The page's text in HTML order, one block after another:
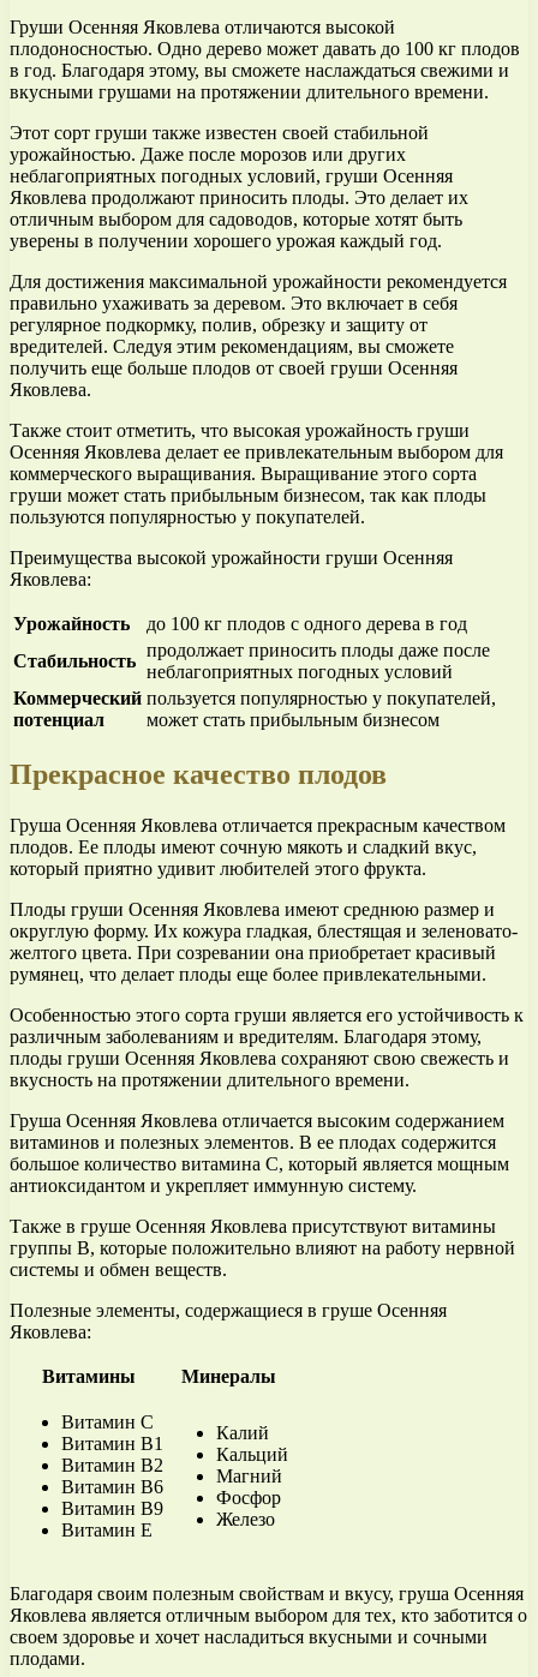
Груши Осенняя Яковлева отличаются высокой
плодоносностью. Одно дерево может давать до 100 кг плодов
в год. Благодаря этому, вы сможете наслаждаться свежими и
вкусными грушами на протяжении длительного времени.
Этот сорт груши также известен своей стабильной
урожайностью. Даже после морозов или других
неблагоприятных погодных условий, груши Осенняя
Яковлева продолжают приносить плоды. Это делает их
отличным выбором для садоводов, которые хотят быть
уверены в получении хорошего урожая каждый год.
Для достижения максимальной урожайности рекомендуется
правильно ухаживать за деревом. Это включает в себя
регулярное подкормку, полив, обрезку и защиту от
вредителей. Следуя этим рекомендациям, вы сможете
получить еще больше плодов от своей груши Осенняя
Яковлева.
Также стоит отметить, что высокая урожайность груши
Осенняя Яковлева делает ее привлекательным выбором для
коммерческого выращивания. Выращивание этого сорта
груши может стать прибыльным бизнесом, так как плоды
пользуются популярностью у покупателей.
Преимущества высокой урожайности груши Осенняя
Яковлева:
Урожайность
до 100 кг плодов с одного дерева в год
Стабильность
продолжает приносить плоды даже после
неблагоприятных погодных условий
Коммерческий
потенциал
пользуется популярностью у покупателей,
может стать прибыльным бизнесом
Прекрасное качество плодов
Груша Осенняя Яковлева отличается прекрасным качеством
плодов. Ее плоды имеют сочную мякоть и сладкий вкус,
который приятно удивит любителей этого фрукта.
Плоды груши Осенняя Яковлева имеют среднюю размер и
округлую форму. Их кожура гладкая, блестящая и зеленовато-
желтого цвета. При созревании она приобретает красивый
румянец, что делает плоды еще более привлекательными.
Особенностью этого сорта груши является его устойчивость к
различным заболеваниям и вредителям. Благодаря этому,
плоды груши Осенняя Яковлева сохраняют свою свежесть и
вкусность на протяжении длительного времени.
Груша Осенняя Яковлева отличается высоким содержанием
витаминов и полезных элементов. В ее плодах содержится
большое количество витамина С, который является мощным
антиоксидантом и укрепляет иммунную систему.
Также в груше Осенняя Яковлева присутствуют витамины
группы В, которые положительно влияют на работу нервной
системы и обмен веществ.
Полезные элементы, содержащиеся в груше Осенняя
Яковлева:
Витамины Минералы
Витамин С
Витамин В1
Витамин В2
Витамин В6
Витамин В9
Витамин Е
Калий
Кальций
Магний
Фосфор
Железо
Благодаря своим полезным свойствам и вкусу, груша Осенняя
Яковлева является отличным выбором для тех, кто заботится о
своем здоровье и хочет насладиться вкусными и сочными
плодами.